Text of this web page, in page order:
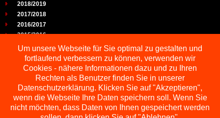
2018/2019
2017/2018
2016/2017
2015/2016
2014/2015
2013/2014
2012/2013
2011/2012
2010/2011
2009/2010
Um unsere Webseite für Sie optimal zu gestalten und
fortlaufend verbessern zu können, verwenden wir
Cookies - nähere Informationen dazu und zu Ihren
Rechten als Benutzer finden Sie in unserer
Datenschutzerklärung. Klicken Sie auf "Akzeptieren",
wenn die Webseite Ihre Daten speichern soll. Wenn Sie
nicht möchten, dass Daten von Ihnen gespeichert werden